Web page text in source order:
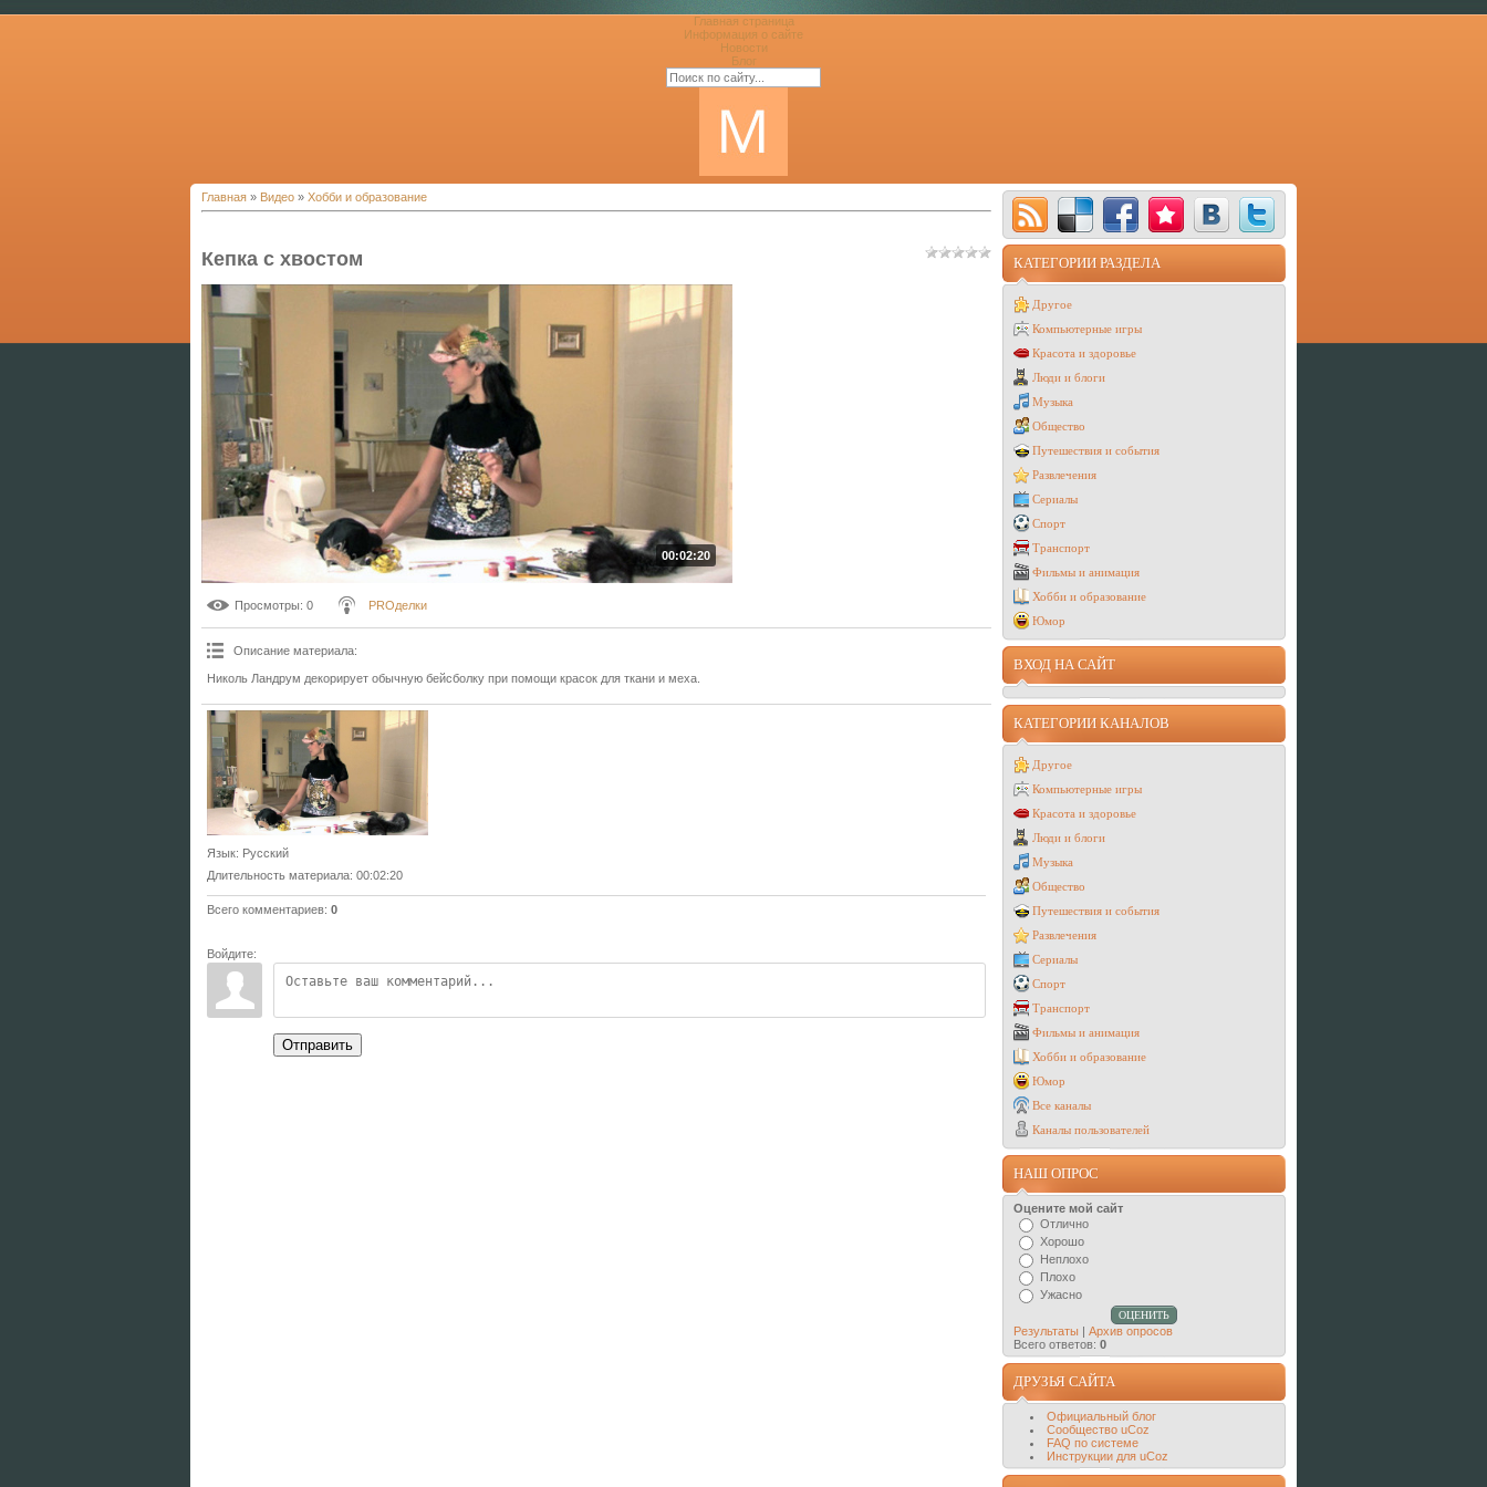
Главная страница
Информация о сайте
Новости
Блог
Главная » Видео » Хобби и образование
Кепка с хвостом
00:02:20
Просмотры: 0 PROделки
Описание материала:
Николь Ландрум декорирует обычную бейсболку при помощи красок для ткани и меха.
Язык: Русский
Длительность материала: 00:02:20
Всего комментариев: 0
Войдите:
Отправить
КАТЕГОРИИ РАЗДЕЛА
Другое
Компьютерные игры
Красота и здоровье
Люди и блоги
Музыка
Общество
Путешествия и события
Развлечения
Сериалы
Спорт
Транспорт
Фильмы и анимация
Хобби и образование
Юмор
ВХОД НА САЙТ
КАТЕГОРИИ КАНАЛОВ
Другое
Компьютерные игры
Красота и здоровье
Люди и блоги
Музыка
Общество
Путешествия и события
Развлечения
Сериалы
Спорт
Транспорт
Фильмы и анимация
Хобби и образование
Юмор
Все каналы
Каналы пользователей
НАШ ОПРОС
Оцените мой сайт
Отлично
Хорошо
Неплохо
Плохо
Ужасно
Результаты | Архив опросов
Всего ответов: 0
ДРУЗЬЯ САЙТА
Официальный блог
Сообщество uCoz
FAQ по системе
Инструкции для uCoz